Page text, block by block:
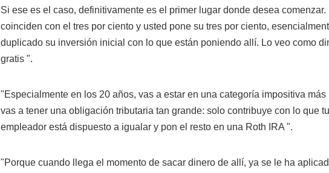
Si ese es el caso, definitivamente es el primer lugar donde desea comenzar.
coinciden con el tres por ciento y usted pone su tres por ciento,
duplicado su inversión inicial con lo que están poniendo allí. Lo veo como
gratis ".
"Especialmente en los 20 años, vas a estar en una categoría impositiva más
vas a tener una obligación tributaria tan grande: solo contribuye con lo que tu
empleador está dispuesto a igualar y pon el resto en una Roth IRA ".
"Porque cuando llega el momento de sacar dinero de allí, ya se le ha